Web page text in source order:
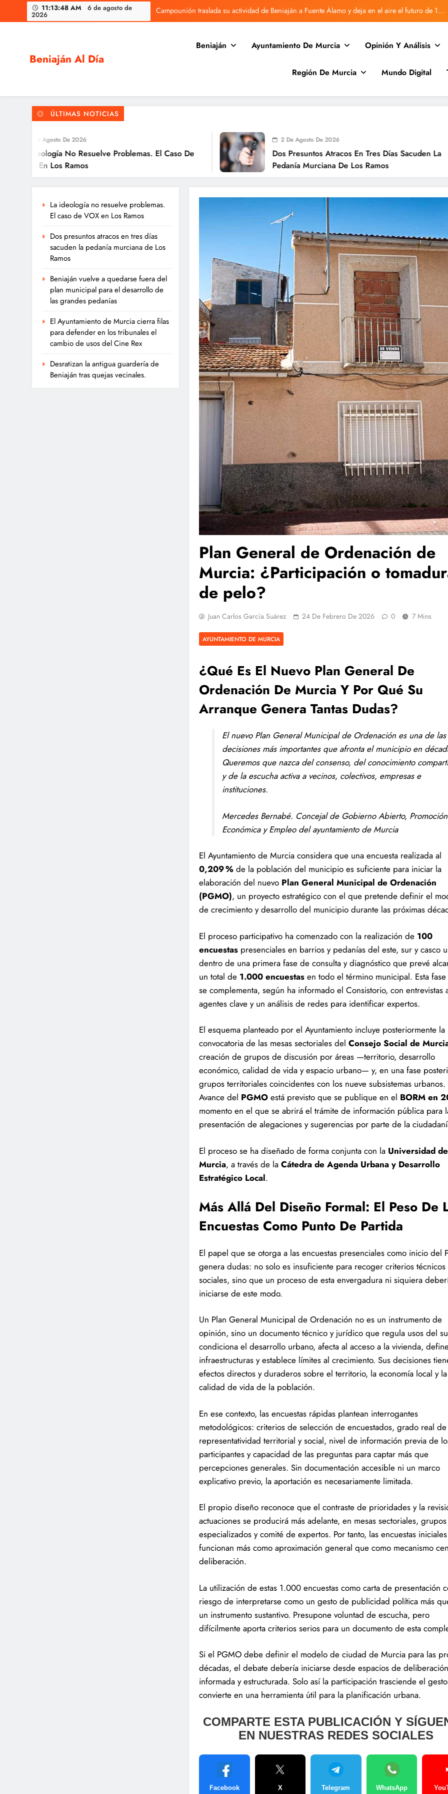
11:13:49 AM 6 de agosto de
2026 Campounión traslada su actividad de Beniaján a Fuente Álamo y deja en el aire el futuro de 170
Beniaján vuelve a sufrir una avería en la red de agua
Desratizan la antigua guardería de Beniaján tras quejas vecinales.
Campounión traslada su actividad de Beniaján a Fuente Álamo y deja en el aire el futuro de 170
Beniaján vuelve a sufrir una avería en la red de agua
Beniaján Al Día
Beniaján Ayuntamiento De Murcia Opinión Y Análisis
Región De Murcia Mundo Digital
ÚLTIMAS NOTICIAS
No Resuelve Problemas. El Caso De
Ramos
2 De Agosto De 2026
Dos Presuntos Atracos En Tres Días Sacuden La
Pedanía Murciana De Los Ramos
La ideología no resuelve problemas.
El caso de VOX en Los Ramos
Dos presuntos atracos en tres días
sacuden la pedanía murciana de Los
Ramos
Beniaján vuelve a quedarse fuera del
plan municipal para el desarrollo de
las grandes pedanías
El Ayuntamiento de Murcia cierra filas
para defender en los tribunales el
cambio de usos del Cine Rex
Desratizan la antigua guardería de
Beniaján tras quejas vecinales.
Plan General de Ordenación de
Murcia: ¿Participación o
de pelo?
Juan Carlos García Suárez 24 De Febrero De 2026 0 7 Mins
AYUNTAMIENTO DE MURCIA
¿Qué Es El Nuevo Plan General De
Ordenación De Murcia Y Por Qué Su
Arranque Genera Tantas Dudas?
El nuevo Plan General Municipal de Ordenación es una de las
decisiones más importantes que afronta el municipio en
Queremos que nazca del consenso, del conocimiento
y de la escucha activa a vecinos, colectivos, empresas e
instituciones.
Mercedes Bernabé. Concejal de Gobierno Abierto, Promoción
Económica y Empleo del ayuntamiento de Murcia
El Ayuntamiento de Murcia considera que una encuesta realizada al
0,209 % de la población del municipio es suficiente para iniciar la
elaboración del nuevo Plan General Municipal de Ordenación
(PGMO), un proyecto estratégico con el que pretende definir el
de crecimiento y desarrollo del municipio durante las próximas
El proceso participativo ha comenzado con la realización de 100
encuestas presenciales en barrios y pedanías del este, sur y casco
dentro de una primera fase de consulta y diagnóstico que prevé
un total de 1.000 encuestas en todo el término municipal. Esta
se complementa, según ha informado el Consistorio, con entrevistas
agentes clave y un análisis de redes para identificar expertos.
El esquema planteado por el Ayuntamiento incluye posteriormente la
convocatoria de las mesas sectoriales del Consejo Social de
creación de grupos de discusión por áreas —territorio, desarrollo
económico, calidad de vida y espacio urbano— y, en una fase
grupos territoriales coincidentes con los nueve subsistemas urbanos.
Avance del PGMO está previsto que se publique en el BORM en
momento en el que se abrirá el trámite de información pública para
presentación de alegaciones y sugerencias por parte de la
El proceso se ha diseñado de forma conjunta con la Universidad de
Murcia, a través de la Cátedra de Agenda Urbana y Desarrollo
Estratégico Local.
Más Allá Del Diseño Formal: El Peso De
Encuestas Como Punto De Partida
El papel que se otorga a las encuestas presenciales como inicio del
genera dudas: no solo es insuficiente para recoger criterios técnicos
sociales, sino que un proceso de esta envergadura ni siquiera
iniciarse de este modo.
Un Plan General Municipal de Ordenación no es un instrumento de
opinión, sino un documento técnico y jurídico que regula usos del
condiciona el desarrollo urbano, afecta al acceso a la vivienda,
infraestructuras y establece límites al crecimiento. Sus decisiones
efectos directos y duraderos sobre el territorio, la economía local y la
calidad de vida de la población.
En ese contexto, las encuestas rápidas plantean interrogantes
metodológicos: criterios de selección de encuestados, grado real de
representatividad territorial y social, nivel de información previa de
participantes y capacidad de las preguntas para captar más que
percepciones generales. Sin documentación accesible ni un marco
explicativo previo, la aportación es necesariamente limitada.
El propio diseño reconoce que el contraste de prioridades y la
actuaciones se producirá más adelante, en mesas sectoriales, grupos
especializados y comité de expertos. Por tanto, las encuestas iniciales
funcionan más como aproximación general que como mecanismo
deliberación.
La utilización de estas 1.000 encuestas como carta de presentación
riesgo de interpretarse como un gesto de publicidad política más
un instrumento sustantivo. Presupone voluntad de escucha, pero
difícilmente aporta criterios serios para un documento de esta
Si el PGMO debe definir el modelo de ciudad de Murcia para las
décadas, el debate debería iniciarse desde espacios de deliberación
informada y estructurada. Solo así la participación trasciende el
convierte en una herramienta útil para la planificación urbana.
COMPARTE ESTA PUBLICACIÓN Y
EN NUESTRAS REDES SOCIALES
Facebook X Telegram WhatsApp